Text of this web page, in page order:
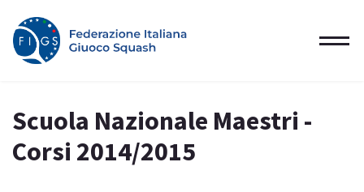
Scuola Nazionale Maestri -
Corsi 2014/2015